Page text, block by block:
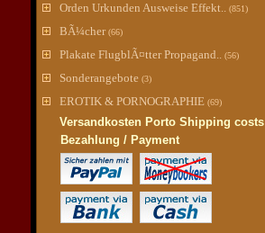
Orden Urkunden Ausweise Effekt.. (851)
BÃ¼cher (66)
Plakate FlugblÃ¤tter Propagand.. (56)
Sonderangebote (3)
EROTIK & PORNOGRAPHIE (69)
Versandkosten Porto Shipping costs
Bezahlung / Payment